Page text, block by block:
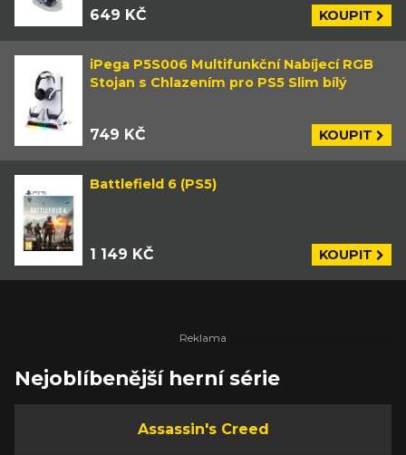
649 KČ KOUPIT
iPega P5S006 Multifunkční Nabíjecí RGB
Stojan s Chlazením pro PS5 Slim bílý
749 KČ KOUPIT
Battlefield 6 (PS5)
1 149 KČ KOUPIT
Nejoblíbenější herní série
Assassin's Creed